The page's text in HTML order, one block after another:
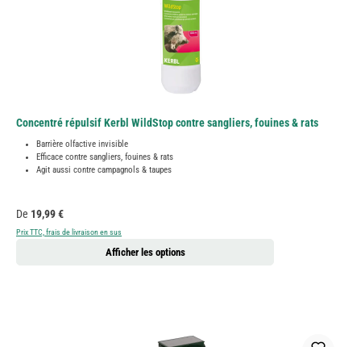
Concentré répulsif Kerbl WildStop contre sangliers, fouines & rats
Barrière olfactive invisible
Efficace contre sangliers, fouines & rats
Agit aussi contre campagnols & taupes
Prix régulier :
De 19,99 €
Prix TTC, frais de livraison en sus
Afficher les options